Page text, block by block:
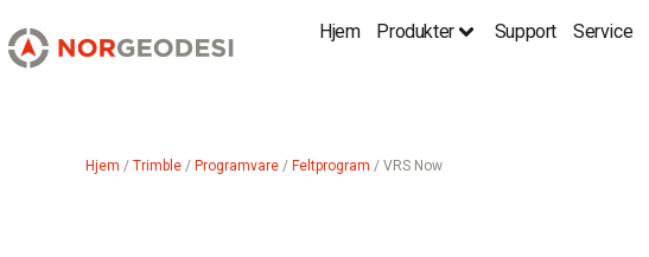
Hjem Produkter Support Service
Hjem / Trimble / Programvare / Feltprogram / VRS Now